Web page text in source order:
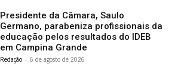
Presidente da Câmara, Saulo
Germano, parabeniza profissionais da
educação pelos resultados do IDEB
em Campina Grande
Redação - 6 de agosto de 2026